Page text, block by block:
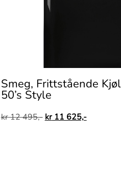
Smeg, Frittstående
50’s Style
kr12 495,- kr11 625,-